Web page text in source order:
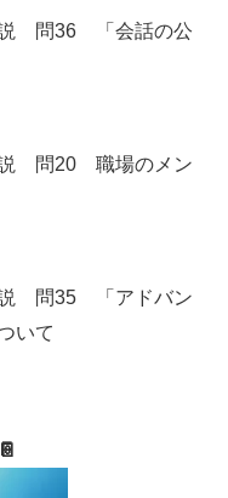
問36 「会話の公
問20 職場のメン
問35 「アドバン
いて